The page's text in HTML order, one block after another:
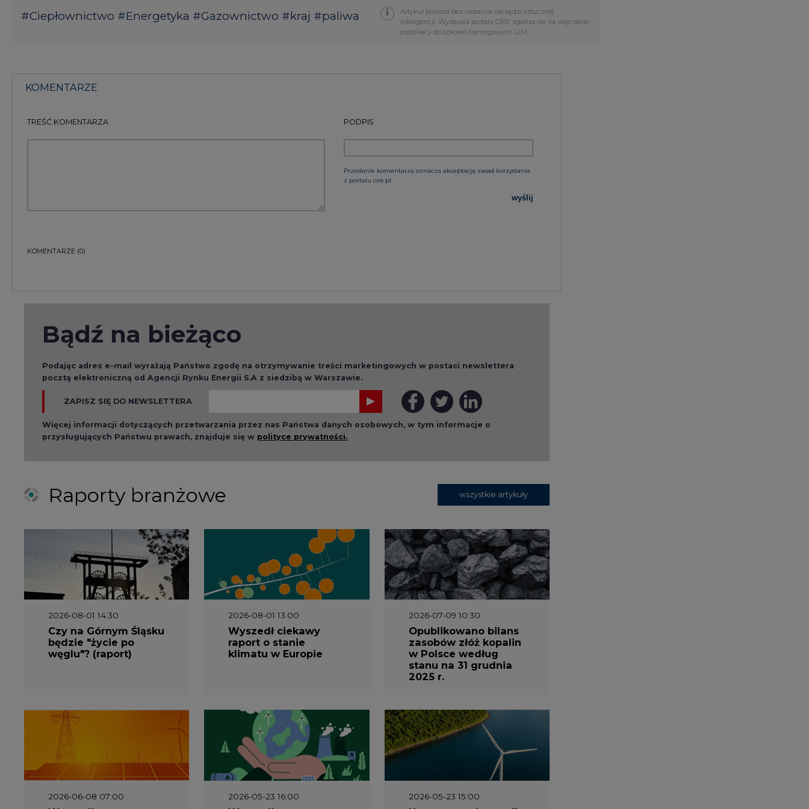
TREŚĆ KOMENTARZA
KOMENTARZE(0)
Podając adres e-mail wyrażają Państwo zgodę na otrzymywanie treści marketingowych w postaci newslettera
ZAPISZ SIĘ DO NEWSLETTERA
przysługujących Państwu prawach, znajduje się w
Raporty branżowe
2026-08-01 14:30
będzie "życie po
węglu"? (raport)
raport o stanie
klimatu w Europie
2026-07-09 10:30
zasobów złóż kopalin
w Polsce według
stanu na 31 grudnia
2025 r.
"Bezpieczniej i taniej.
Ciepłownictwo na
ratunek KSE"
„Przez gaz do OZE.
Dekarbonizacja
ciepłownictwa
systemowego w
Polsce”
energetyki w Polsce
do 2040 roku –
sprawdzamy wnioski
ekspertów